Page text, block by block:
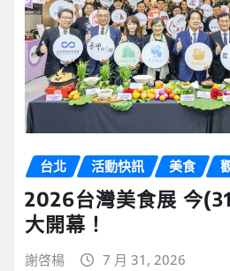
台北 活動快訊 美食
2026台灣美食展 今
大開幕！
謝啓楊 7 月 31, 2026